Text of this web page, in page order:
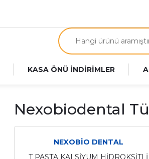
KASA ÖNÜ İNDİRİMLER
Nexobiodental
NEXOBİO DENTAL
T PASTA KALSİYUM HİDROKSİTLİ